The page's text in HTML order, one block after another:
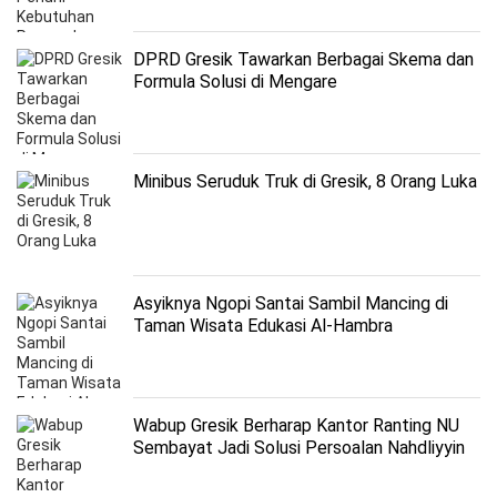
DPRD Gresik Tawarkan Berbagai Skema dan
Formula Solusi di Mengare
Minibus Seruduk Truk di Gresik, 8 Orang Luka
Asyiknya Ngopi Santai Sambil Mancing di
Taman Wisata Edukasi Al-Hambra
Wabup Gresik Berharap Kantor Ranting NU
Sembayat Jadi Solusi Persoalan Nahdliyyin